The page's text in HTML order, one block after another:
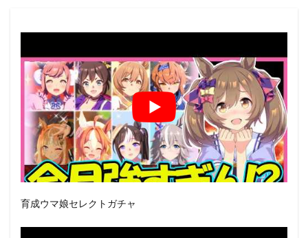
育成ウマ娘セレクトガチャ